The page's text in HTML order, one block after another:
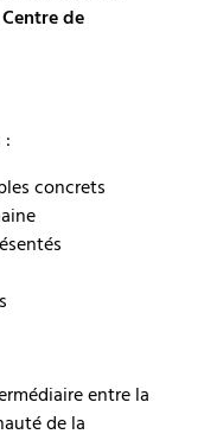
Centre de
:
concrets
entre la
de la